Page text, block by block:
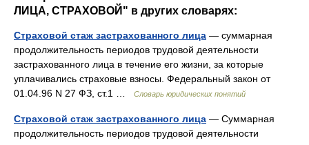
ЛИЦА, СТРАХОВОЙ" в других словарях:
Страховой стаж застрахованного лица — суммарная
продолжительность периодов трудовой деятельности
застрахованного лица в течение его жизни, за которые
уплачивались страховые взносы. Федеральный закон от
01.04.96 N 27 ФЗ, ст.1 …
Словарь юридических понятий
Страховой стаж застрахованного лица — Суммарная
продолжительность периодов трудовой деятельности